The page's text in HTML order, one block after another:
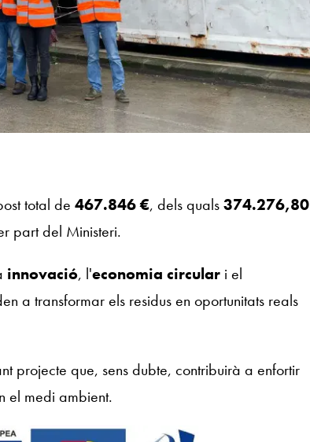
total de 467.846 €, dels quals374.276,80
part del Ministeri.
innovació, l'economia circulari el
a transformar els residus en oportunitats reals
projecte que, sens dubte, contribuirà a enfortir
el medi ambient.